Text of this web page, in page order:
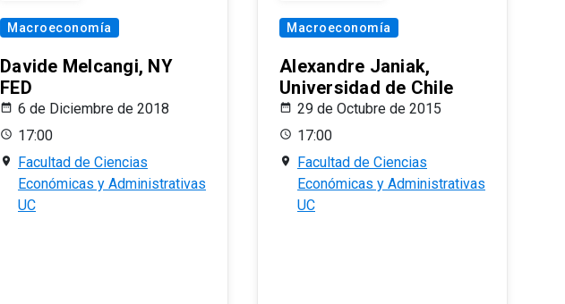
Macroeconomía
Davide Melcangi, NY
FED
6 de Diciembre de 2018
17:00
Facultad de Ciencias
Económicas y Administrativas
UC
Macroeconomía
Alexandre Janiak,
Universidad de Chile
29 de Octubre de 2015
17:00
Facultad de Ciencias
Económicas y Administrativas
UC